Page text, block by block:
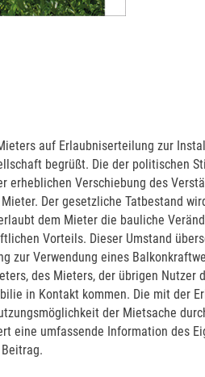
auf Erlaubniserteilung zur
begrüßt. Die der politischen
erheblichen Verschiebung des
Der gesetzliche Tatbestand
dem Mieter die bauliche
Vorteils. Dieser Umstand
zur Verwendung eines
des Mieters, der übrigen Nutzer
in Kontakt kommen. Die mit der
der Mietsache
eine umfassende Information des